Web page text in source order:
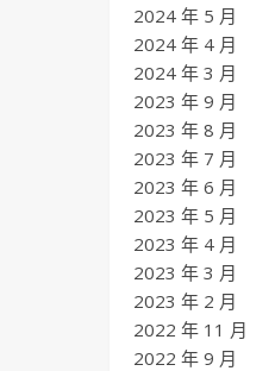
2024 年 5 月
2024 年 4 月
2024 年 3 月
2023 年 9 月
2023 年 8 月
2023 年 7 月
2023 年 6 月
2023 年 5 月
2023 年 4 月
2023 年 3 月
2023 年 2 月
2022 年 11 月
2022 年 9 月